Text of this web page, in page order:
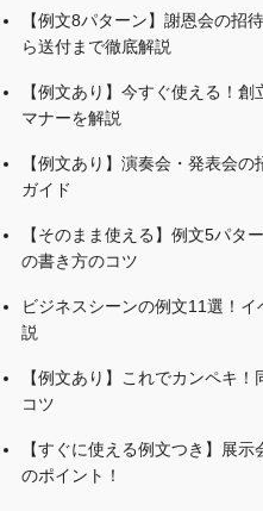
【例文8パターン】謝恩会の招
ら送付まで徹底解説
【例文あり】今すぐ使える！
マナーを解説
【例文あり】演奏会・発表会
ガイド
【そのまま使える】例文5パタ
の書き方のコツ
ビジネスシーンの例文11選！
説
【例文あり】これでカンペキ
コツ
【すぐに使える例文つき】展
のポイント！